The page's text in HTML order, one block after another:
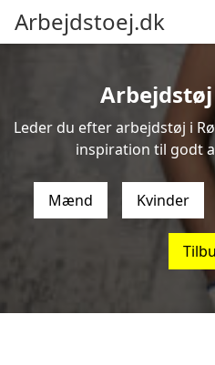
Arbejdstoej.dk
Leder du efter arbejdstøj i
inspiration til godt
Mænd Kvinder